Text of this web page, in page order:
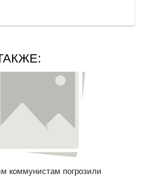
коммунистам погрозили